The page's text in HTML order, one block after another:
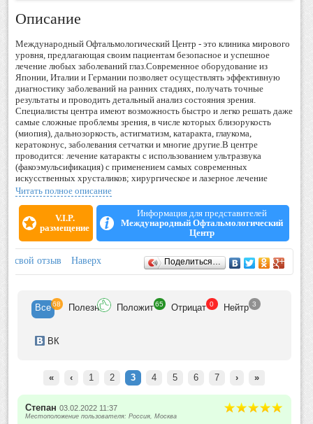
Описание
Международный Офтальмологический Центр - это клиника мирового
уровня, предлагающая своим пациентам безопасное и успешное
лечение любых заболеваний глаз.Современное оборудование из
Японии, Италии и Германии позволяет осуществлять эффективную
диагностику заболеваний на ранних стадиях, получать точные
результаты и проводить детальный анализ состояния зрения.
Специалисты центра имеют возможность быстро и легко решать даже
самые сложные проблемы зрения, в числе которых близорукость
(миопия), дальнозоркость, астигматизм, катаракта, глаукома,
кератоконус, заболевания сетчатки и многие другие.В центре
проводится: лечение катаракты с использованием ультразвука
(факоэмульсификация) с применением самых современных
искусственных хрусталиков; хирургическое и лазерное лечение
глаукомы; хирургическое лечение близорукости, дальнозоркости и
зрения; лечение кератоконуса (кросс-линкинг, имплантация
интрастромальных колец, пересадка роговицы); лазерное лечение
заболеваний сетчатки (дистрофии сетчатки, отслойка сетчатки и пр.);
век); удаление родинок, бородавок, папиллом и других
новообразований век.
Читать полное описание
V.I.P.
размещение
Информация для представителей
Международный Офтальмологический
Центр
Отзывы
свой отзыв Наверх Поделиться…
Все 68 Полезн Положит 65 Отрицат 0 Нейтр 3
ВК
« ‹ 1 2 3 4 5 6 7 › »
Степан 03.02.2022 11:37
Местоположение пользователя: Россия, Москва